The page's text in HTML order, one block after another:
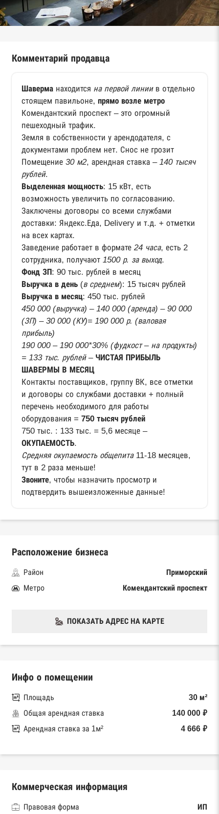
Комментарий продавца
Шаверма находится на первой линиив отдельно
стоящем павильоне, прямо возле метро
Комендантский проспект – это огромный
пешеходный трафик.
Земля в собственности у арендодателя, с
документами проблем нет. Снос не грозит
Помещение 30 м2, арендная ставка – 140 тысяч
рублей.
Выделенная мощность: 15 кВт, есть
возможность увеличить по согласованию.
Заключены договоры со всеми службами
доставки: Яндекс.Еда, Delivery и т.д. + отметки
на всех картах.
Заведение работает в формате 24 часа, есть 2
сотрудника, получают 1500 р. за выход.
Фонд ЗП: 90 тыс. рублей в месяц
Выручка в день (в среднем): 15 тысяч рублей
Выручка в месяц: 450 тыс. рублей
450 000 (выручка) – 140 000 (аренда) – 90 000
(ЗП) – 30 000 (КУ)= 190 000 р. (валовая
прибыль)
190 000 – 190 000*30% (фудкост – на продукты)
= 133 тыс. рублей– ЧИСТАЯ ПРИБЫЛЬ
ШАВЕРМЫ В МЕСЯЦ
Контакты поставщиков, группу ВК, все отметки
и договоры со службами доставки + полный
перечень необходимого для работы
оборудования = 750 тысяч рублей
750 тыс. : 133 тыс. = 5,6 месяце –
ОКУПАЕМОСТЬ.
Средняя окупаемость общепита11-18 месяцев,
тут в 2 раза меньше!
Звоните, чтобы назначить просмотр и
подтвердить вышеизложенные данные!
Расположение бизнеса
Район
Приморский
Метро
Комендантский проспект
ПОКАЗАТЬ АДРЕС НА КАРТЕ
Инфо о помещении
Площадь
30 м²
Общая арендная ставка
140 000 ₽
Арендная ставка за 1м²
4 666 ₽
Коммерческая информация
Правовая форма ИП